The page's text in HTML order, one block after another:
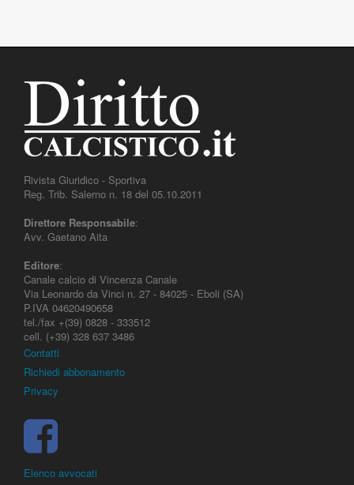
Rivista Giuridico - Sportiva
Reg. Trib. Salerno n. 18 del 05.10.2011
Direttore Responsabile:
Avv. Gaetano Aita
Editore:
Canale calcio di Vincenza Canale
Via Leonardo da Vinci n. 27 - 84025 - Eboli (SA)
P.IVA 04620490658
tel./fax +(39) 0828 - 333512
cell. (+39) 328 637 3486
Contatti
Richiedi abbonamento
Privacy
Elenco avvocati